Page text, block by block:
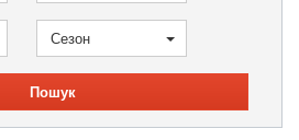
Сезон
Пошук